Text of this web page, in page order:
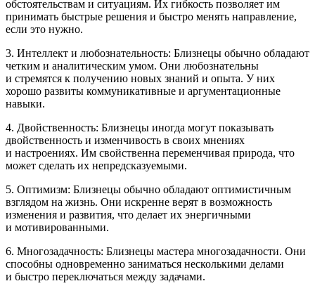
обстоятельствам и ситуациям. Их гибкость позволяет им
принимать быстрые решения и быстро менять направление,
если это нужно.
3. Интеллект и любознательность: Близнецы обычно обладают
четким и аналитическим умом. Они любознательны
и стремятся к получению новых знаний и опыта. У них
хорошо развиты коммуникативные и аргументационные
навыки.
4. Двойственность: Близнецы иногда могут показывать
двойственность и изменчивость в своих мнениях
и настроениях. Им свойственна переменчивая природа, что
может сделать их непредсказуемыми.
5. Оптимизм: Близнецы обычно обладают оптимистичным
взглядом на жизнь. Они искренне верят в возможность
изменения и развития, что делает их энергичными
и мотивированными.
6. Многозадачность: Близнецы мастера многозадачности. Они
способны одновременно заниматься несколькими делами
и быстро переключаться между задачами.